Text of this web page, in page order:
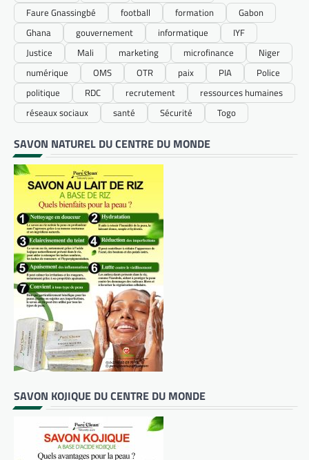
Faure Gnassingbé
football formation
Gabon
Ghana
gouvernement informatique
IYF
Justice
Mali marketing microfinance
Niger
numérique
OMS OTR paix PIA
Police
politique
RDC recrutement
ressources humaines
réseaux sociaux
santé Sécurité Togo
SAVON NATUREL DU CENTRE DU MONDE
SAVON KOJIQUE DU CENTRE DU MONDE